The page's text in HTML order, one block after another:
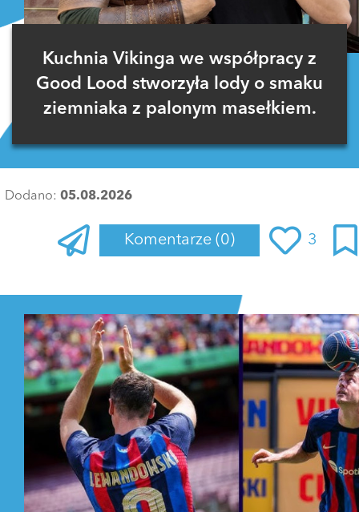
Kuchnia Vikinga we współpracy z
Good Lood stworzyła lody o smaku
ziemniaka z palonym masełkiem.
Dodano: 05.08.2026
Komentarze (0) 3